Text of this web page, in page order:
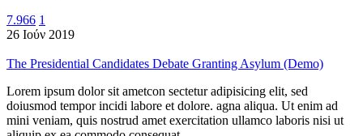
7.966 1
26 Ιούν 2019
The Presidential Candidates Debate Granting Asylum (Demo)
Lorem ipsum dolor sit ametcon sectetur adipisicing elit, sed
doiusmod tempor incidi labore et dolore. agna aliqua. Ut enim ad
mini veniam, quis nostrud amet exercitation ullamco laboris nisi ut